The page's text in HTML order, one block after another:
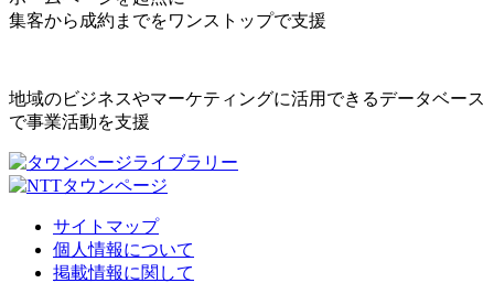
集客から成約までをワンストップで支援
地域のビジネスやマーケティングに活用できるデータベース
で事業活動を支援
サイトマップ
個人情報について
掲載情報に関して